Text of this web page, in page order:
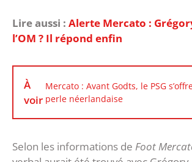
Lire aussi : ‎Alerte Mercato :
l’OM ? Il répond enfin
À
voir
Mercato : Avant Godts, le PSG
perle néerlandaise
Selon les informations de Foot